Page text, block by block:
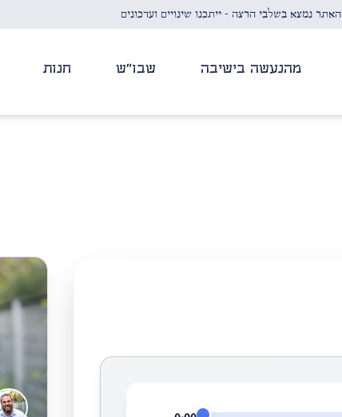
האתר נמצא בשלבי הרצה - ייתכנו שינויים ועדכונים
מהנעשה בישיבה שבו"ש חנות